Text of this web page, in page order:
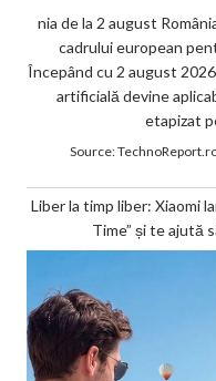
nia de la 2 august
cadrului european
Începând cu 2 august
artificială devine
etapizat
Source:
Liber la timp liber: Xiaomi
Time” și te ajută